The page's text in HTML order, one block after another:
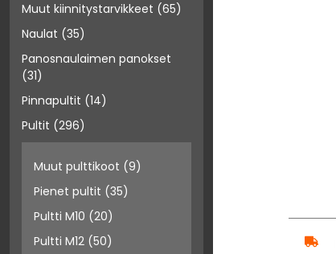
Muut kiinnitystarvikkeet (65)
Naulat (35)
Panosnaulaimen panokset
(31)
Pinnapultit (14)
Pultit (296)
Muut pulttikoot (9)
Pienet pultit (35)
Pultti M10 (20)
Pultti M12 (50)